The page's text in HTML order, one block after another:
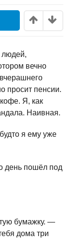
людей,
вечно
просит пенсии.
Я, как
Наивная.
я ему уже
день пошёл под
бумажку. —
дома три